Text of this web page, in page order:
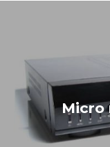
Micro